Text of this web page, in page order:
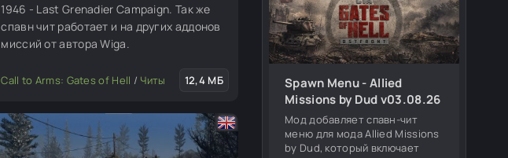
Транспорт
1946 - Last Grenadier Campaign. Так же
спавн чит работает и на других аддонов
миссий от автора Wiga.
Call to Arms: Gates of Hell / Читы 12,4 МБ
Spawn Menu - Allied
Missions by Dud v03.08.26
Мод добавляет спавн-чит
меню для мода Allied Missions
by Dud, который включает